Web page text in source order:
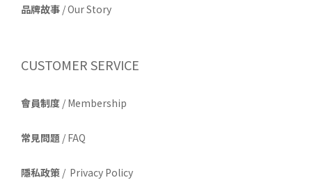
品牌故事 /Our Story
CUSTOMER SERVICE
會員制度 / Membership
常見問題 / FAQ
隱私政策 / Privacy Policy